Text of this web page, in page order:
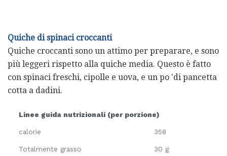
Quiche di spinaci croccanti
Quiche croccanti sono un attimo per preparare, e sono
più leggeri rispetto alla quiche media. Questo è fatto
con spinaci freschi, cipolle e uova, e un po 'di pancetta
cotta a dadini.
Linee guida nutrizionali (per porzione)
calorie 358
Totalmente grasso 30 g